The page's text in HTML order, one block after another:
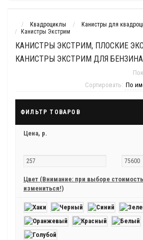
Квадроциклы
Канистры для
Канистры Экстрим
КАНИСТРЫ ЭКСТРИМ, ПЛОСКИЕ
КАНИСТРЫ ЭКСТРИМ ДЛЯ БЕНЗИНА
Сортировать:
ФИЛЬТР ТОВАРОВ
Цена, р.
Цвет (Внимание: при выборе
измениться!)